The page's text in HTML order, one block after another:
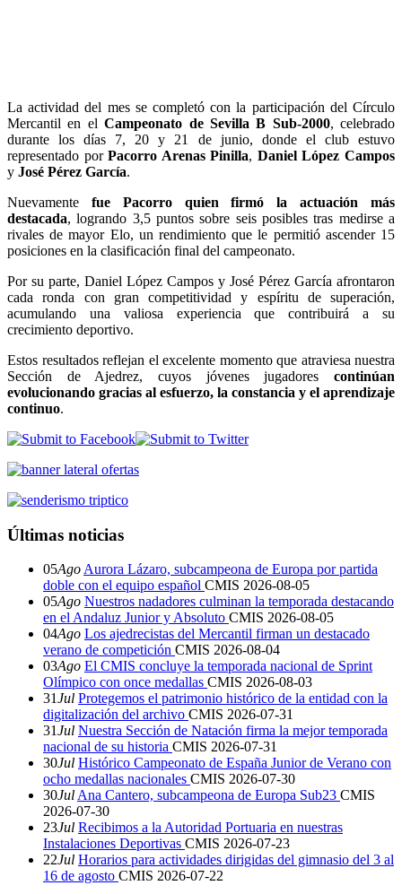
La actividad del mes se completó con la participación del Círculo
Mercantil en elCampeonato de Sevilla B Sub-2000, celebrado
durante los días 7, 20 y 21 de junio, donde el club estuvo
representado porPacorro Arenas Pinilla, Daniel López Campos
y José Pérez García.
Nuevamente fue Pacorro quien firmó la actuación más
destacada, logrando 3,5 puntos sobre seis posibles tras medirse a
rivales de mayor Elo, un rendimiento que le permitió ascender 15
posiciones en la clasificación final del campeonato.
Por su parte, Daniel López Campos y José Pérez García afrontaron
cada ronda con gran competitividad y espíritu de superación,
acumulando una valiosa experiencia que contribuirá a su
crecimiento deportivo.
Estos resultados reflejan el excelente momento que atraviesa nuestra
Sección de Ajedrez, cuyos jóvenes jugadores continúan
evolucionando gracias al esfuerzo, la constancia y el aprendizaje
continuo.
Últimas noticias
05Ago Aurora Lázaro, subcampeona de Europa por partida
doble con el equipo español CMIS 2026-08-05
05Ago Nuestros nadadores culminan la temporada destacando
en el Andaluz Junior y Absoluto CMIS 2026-08-05
04Ago Los ajedrecistas del Mercantil firman un destacado
verano de competición CMIS 2026-08-04
03Ago El CMIS concluye la temporada nacional de Sprint
Olímpico con once medallas CMIS 2026-08-03
31Jul Protegemos el patrimonio histórico de la entidad con la
digitalización del archivo CMIS 2026-07-31
31Jul Nuestra Sección de Natación firma la mejor temporada
nacional de su historia CMIS 2026-07-31
30Jul Histórico Campeonato de España Junior de Verano con
ocho medallas nacionales CMIS 2026-07-30
30Jul Ana Cantero, subcampeona de Europa Sub23 CMIS
2026-07-30
23Jul Recibimos a la Autoridad Portuaria en nuestras
Instalaciones Deportivas CMIS 2026-07-23
22Jul Horarios para actividades dirigidas del gimnasio del 3 al
16 de agosto CMIS 2026-07-22